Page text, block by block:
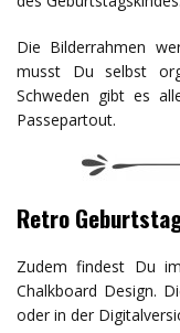
Die Bilderrahmen
musst Du selbst
Schweden gibt es
Passepartout.
Retro
Zudem findest Du
Chalkboard Design.
oder in der